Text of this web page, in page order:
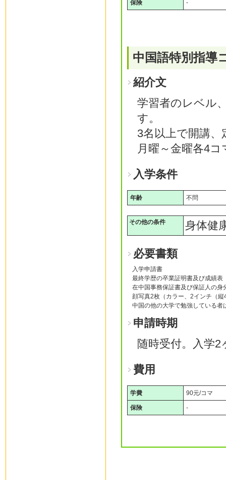
保険 -
中国語特別指導
紹介文
学習者のレベル
す。
3名以上で開講、
月曜～金曜各4
入学条件
年齢 不問
その他の条件 身体健
必要書類
入学申請書
最終学歴の卒業証明書及び成績表
在中国事務保証書及び保証人の身
顔写真2枚（カラー、2インチ（縦
中国の他の大学で勉強している
申請時期
随時受付。入学2
費用
学費 90元/コマ
保険 -